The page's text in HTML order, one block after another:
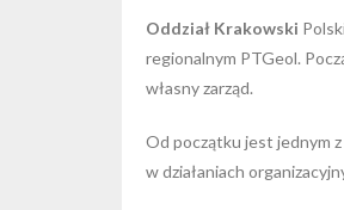
Oddział Krakowski
regionalnym PTGeol.
własny zarząd.
Od początku jest jednym
w działaniach